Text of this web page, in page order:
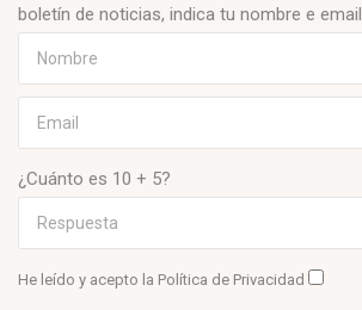
boletín de noticias, indica tu nombre e email.
¿Cuánto es 10 + 5?
He leído y acepto la Política de Privacidad